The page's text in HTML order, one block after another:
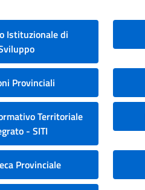
Istituzionale di
Provinciali
Territoriale
- SITI
Provinciale